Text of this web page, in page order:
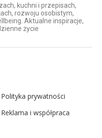
kuchni i przepisach,
rozwoju osobistym,
Aktualne inspiracje,
życie
Polityka prywatności
Reklama i współpraca